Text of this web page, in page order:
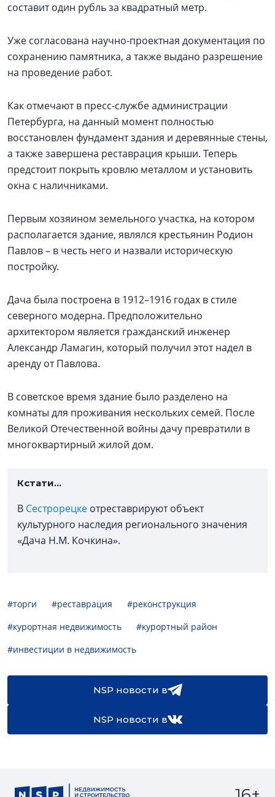
составит один рубль за квадратный метр.
Уже согласована научно-проектная документация по
сохранению памятника, а также выдано разрешение
на проведение работ.
Как отмечают в пресс-службе администрации
Петербурга, на данный момент полностью
восстановлен фундамент здания и деревянные стены,
а также завершена реставрация крыши. Теперь
предстоит покрыть кровлю металлом и установить
окна с наличниками.
Первым хозяином земельного участка, на котором
располагается здание, являлся крестьянин Родион
Павлов – в честь него и назвали историческую
постройку.
Дача была построена в 1912–1916 годах в стиле
северного модерна. Предположительно
архитектором является гражданский инженер
Александр Ламагин, который получил этот надел в
аренду от Павлова.
В советское время здание было разделено на
комнаты для проживания нескольких семей. После
Великой Отечественной войны дачу превратили в
многоквартирный жилой дом.
Кстати...
В Сестрорецке отреставрируют объект
культурного наследия регионального значения
«Дача Н.М. Кочкина».
#торги #реставрация
#реконструкция
#курортная недвижимость
#курортный район
#инвестиции в недвижимость
NSP новости в
NSP новости в